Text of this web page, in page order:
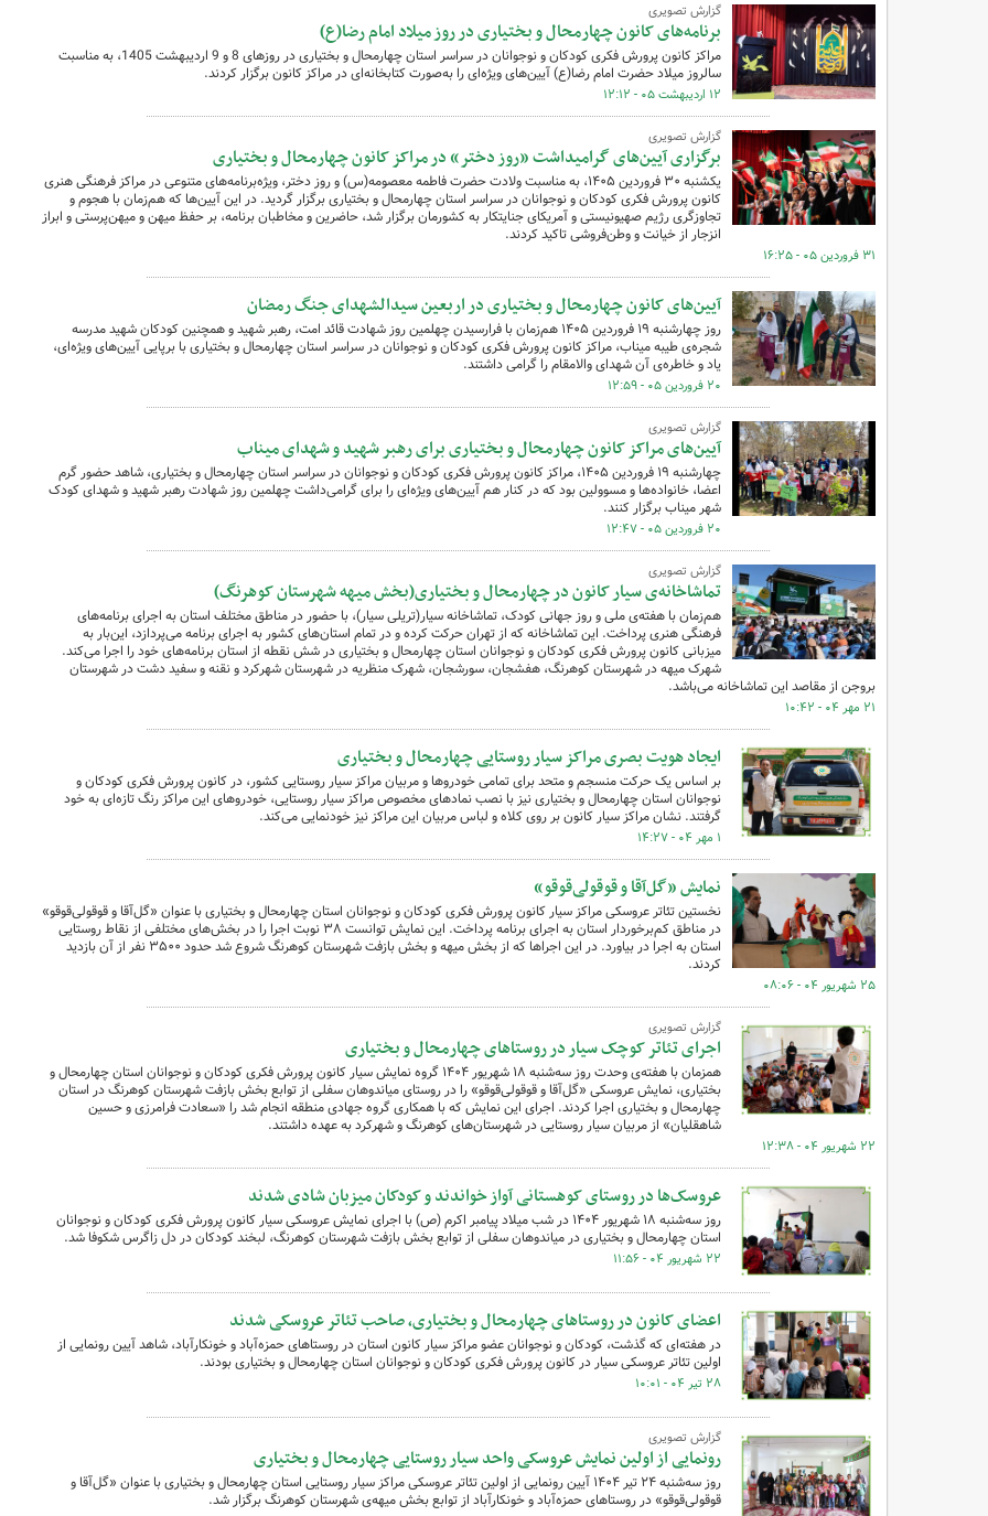
گزارش تصویری
برنامه‌های کانون چهارمحال و بختیاری در روز میلاد امام رضا(ع)
مراکز کانون پرورش فکری کودکان و نوجوانان در سراسر استان چهارمحال و بختیاری در روزهای 8 و 9 اردیبهشت 1405، به مناسبت
سالروز میلاد حضرت امام رضا(ع) آیین‌های ویژه‌ای را به‌صورت کتابخانه‌ای در مراکز کانون برگزار کردند.
۱۲ اردیبهشت ۰۵ - ۱۲:۱۲
گزارش تصویری
برگزاری آیین‌های گرامیداشت «روز دختر» در مراکز کانون چهارمحال و بختیاری
یکشنبه ۳۰ فروردین ۱۴۰۵، به مناسبت ولادت حضرت فاطمه معصومه(س) و روز دختر، ویژه‌برنامه‌های متنوعی در مراکز فرهنگی هنری
کانون پرورش فکری کودکان و نوجوانان در سراسر استان چهارمحال و بختیاری برگزار گردید. در این آیین‌ها که هم‌زمان با هجوم و
تجاوزگری رژیم صهیونیستی و آمریکای جنایتکار به کشورمان برگزار شد، حاضرین و مخاطبان برنامه، بر حفظ میهن و میهن‌پرستی و ابراز
انزجار از خیانت و وطن‌فروشی تاکید کردند.
۳۱ فروردین ۰۵ - ۱۶:۲۵
آیین‌های کانون‌ چهارمحال و بختیاری در اربعین سیدالشهدای جنگ رمضان
روز چهارشنبه ۱۹ فروردین ۱۴۰۵ هم‌زمان با فرارسیدن چهلمین روز شهادت قائد امت، رهبر شهید و همچنین کودکان شهید مدرسه
شجره‌ی طیبه میناب، مراکز کانون پرورش فکری کودکان و نوجوانان در سراسر استان چهارمحال و بختیاری با برپایی آیین‌های ویژه‌ای،
یاد و خاطره‌ی آن شهدای والامقام را گرامی‌ داشتند.
۲۰ فروردین ۰۵ - ۱۲:۵۹
گزارش تصویری
آیین‌های مراکز کانون چهارمحال و بختیاری برای رهبر شهید و شهدای میناب
چهارشنبه ۱۹ فروردین ۱۴۰۵، مراکز کانون پرورش فکری کودکان و نوجوانان در سراسر استان چهارمحال و بختیاری، شاهد حضور گرم
اعضا، خانواده‌ها و مسوولین بود که در کنار هم آیین‌های ویژه‌ای را برای گرامی‌داشت چهلمین روز شهادت رهبر شهید و شهدای کودک
شهر میناب برگزار کنند.
۲۰ فروردین ۰۵ - ۱۲:۴۷
گزارش تصویری
تماشاخانه‌ی سیار کانون در چهارمحال و بختیاری(بخش میهه شهرستان کوهرنگ)
هم‌زمان با هفته‌ی ملی و روز جهانی کودک، تماشاخانه سیار(تریلی سیار)، با حضور در مناطق مختلف استان به اجرای برنامه‌های
فرهنگی هنری پرداخت. این تماشاخانه که از تهران حرکت کرده و در تمام استان‌های کشور به اجرای برنامه می‌پردازد، این‌بار به
میزبانی کانون پرورش فکری کودکان و نوجوانان استان چهارمحال و بختیاری در شش نقطه از استان برنامه‌های خود را اجرا می‌کند.
شهرک میهه در شهرستان کوهرنگ، هفشجان، سورشجان، شهرک منظریه در شهرستان شهرکرد و نقنه و سفید دشت در شهرستان
بروجن از مقاصد این تماشاخانه می‌باشد.
۲۱ مهر ۰۴ - ۱۰:۴۲
ایجاد هویت بصری مراکز سیار روستایی چهارمحال و بختیاری
بر اساس یک حرکت منسجم و متحد برای تمامی خودروها و مربیان مراکز سیار روستایی کشور، در کانون پرورش فکری کودکان و
نوجوانان استان چهارمحال و بختیاری نیز با نصب نمادهای مخصوص مراکز سیار روستایی، خودروهای این مراکز رنگ تازه‌ای به خود
گرفتند. نشان مراکز سیار کانون بر روی کلاه و لباس مربیان این مراکز نیز خودنمایی می‌کند.
۱ مهر ۰۴ - ۱۴:۲۷
نمایش «گل‌آقا و قوقولی‌قوقو»
نخستین تئاتر عروسکی مراکز سیار کانون پرورش فکری کودکان و نوجوانان استان چهارمحال و بختیاری با عنوان «گل‌آقا و قوقولی‌قوقو»
در مناطق کم‌برخوردار استان به اجرای برنامه پرداخت. این نمایش توانست ۳۸ نوبت اجرا را در بخش‌های مختلفی از نقاط روستایی
استان به اجرا در بیاورد. در این اجراها که از بخش میهه و بخش بازفت شهرستان کوهرنگ شروع شد حدود ۳۵۰۰ نفر از آن بازدید
کردند.
۲۵ شهریور ۰۴ - ۰۸:۰۶
گزارش تصویری
اجرای تئاتر کوچک سیار در روستاهای چهارمحال و بختیاری
همزمان با هفته‌ی وحدت روز سه‌شنبه ۱۸ شهریور ۱۴۰۴ گروه نمایش سیار کانون پرورش فکری کودکان و نوجوانان استان چهارمحال و
بختیاری، نمایش عروسکی «گل‌آقا و قوقولی‌قوقو» را در روستای میاندوهان سفلی از توابع بخش بازفت شهرستان کوهرنگ در استان
چهارمحال و بختیاری اجرا کردند. اجرای این نمایش که با همکاری گروه جهادی منطقه انجام شد را «سعادت فرامرزی و حسین
شاهقلیان» از مربیان سیار روستایی در شهرستان‌های کوهرنگ و شهرکرد به عهده داشتند.
۲۲ شهریور ۰۴ - ۱۲:۳۸
عروسک‌ها در روستای کوهستانی آواز خواندند و کودکان میزبان شادی شدند
روز سه‌شنبه ۱۸ شهریور ۱۴۰۴ در شب میلاد پیامبر اکرم (ص) با اجرای نمایش عروسکی سیار کانون پرورش فکری کودکان و نوجوانان
استان چهارمحال و بختیاری در میاندوهان سفلی از توابع بخش بازفت شهرستان کوهرنگ، لبخند کودکان در دل زاگرس شکوفا شد.
۲۲ شهریور ۰۴ - ۱۱:۵۶
اعضای کانون در روستاهای چهارمحال و بختیاری، صاحب تئاتر عروسکی شدند
در هفته‌ای که گذشت، کودکان و نوجوانان عضو مراکز سیار کانون استان در روستاهای حمزه‌آباد و خونکارآباد، شاهد آیین رونمایی از
اولین تئاتر عروسکی سیار در کانون پرورش فکری کودکان و نوجوانان استان چهارمحال و بختیاری بودند.
۲۸ تیر ۰۴ - ۱۰:۰۱
گزارش تصویری
رونمایی از اولین نمایش عروسکی واحد سیار روستایی چهارمحال و بختیاری
روز سه‌شنبه ۲۴ تیر ۱۴۰۴ آیین رونمایی از اولین تئاتر عروسکی مراکز سیار روستایی استان چهارمحال و بختیاری با عنوان «گل‌آقا و
قوقولی‌قوقو» در روستاهای حمزه‌آباد و خونکارآباد از توابع بخش میهه‌ی شهرستان کوهرنگ برگزار شد.